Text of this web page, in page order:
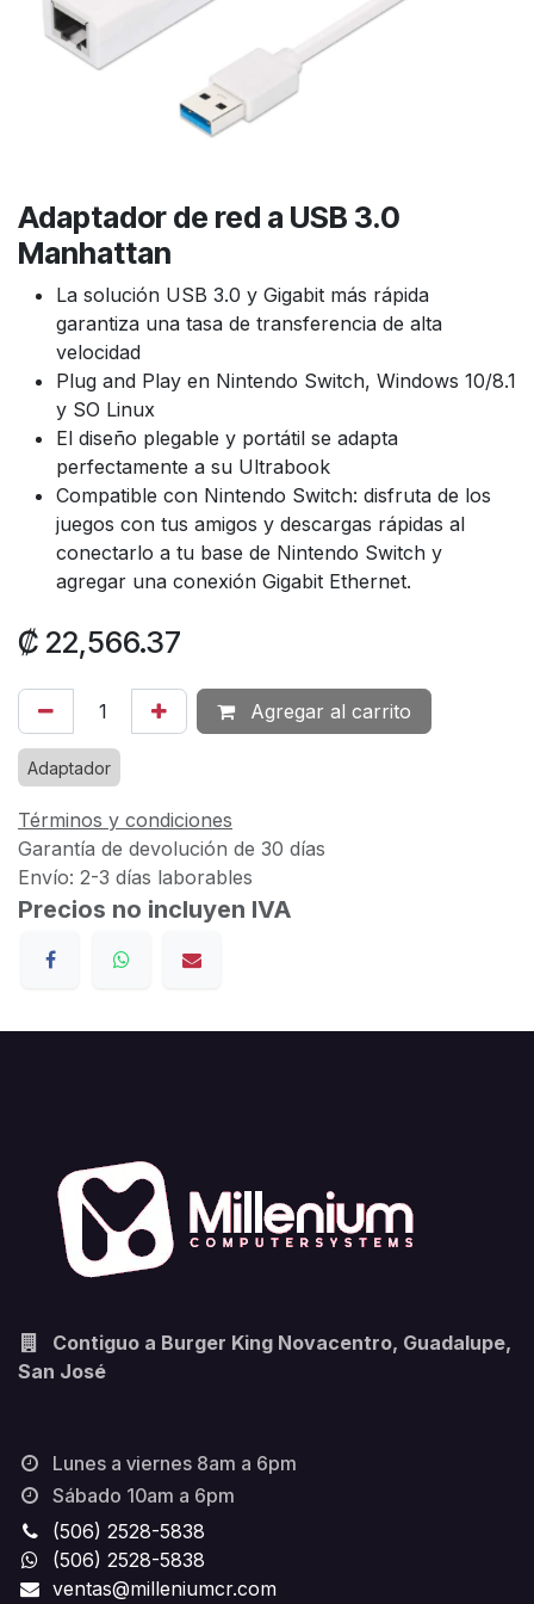
Adaptador de red a USB 3.0
Manhattan
La solución USB 3.0 y Gigabit más rápida
garantiza una tasa de transferencia de alta
velocidad
Plug and Play en Nintendo Switch, Windows 10/8.1
y SO Linux
El diseño plegable y portátil se adapta
perfectamente a su Ultrabook
Compatible con Nintendo Switch: disfruta de los
juegos con tus amigos y descargas rápidas al
conectarlo a tu base de Nintendo Switch y
agregar una conexión Gigabit Ethernet.
₡ 22,566.37
Agregar al carrito
Adaptador
Términos y condiciones
Garantía de devolución de 30 días
Envío: 2-3 días laborables
Precios no incluyen IVA
Contiguo a Burger King Novacentro, Guadalupe,
San José
Lunes a viernes 8am a 6pm
Sábado 10am a 6pm
(506) 2528-5838
(506) 2528-5838
ventas@milleniumcr.com